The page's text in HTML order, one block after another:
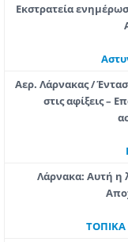
Εκστρατεία
Αερ. Λάρνακας /
στις αφίξεις –
Λάρνακα: Αυτή η